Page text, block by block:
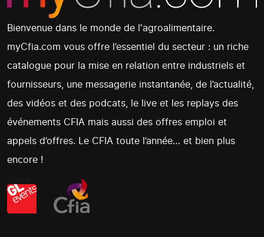
Bienvenue dans le monde de l'agroalimentaire.
myCfia.com vous offre l’essentiel du secteur : un riche
catalogue pour la mise en relation entre industriels et
fournisseurs, une messagerie instantanée, de l’actualité,
des vidéos et des podcats, le live et les replays des
événements CFIA mais aussi des offres emploi et
appels d’offres. Le CFIA toute l’année… et bien plus
encore !